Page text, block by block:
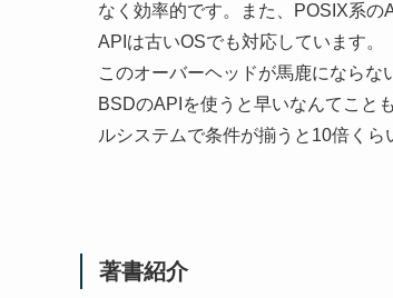
なく効率的です。また、POSIX系
APIは古いOSでも対応しています。
このオーバーヘッドが馬鹿にならな
BSDのAPIを使うと早いなんてこと
ルシステムで条件が揃うと10倍くら
著書紹介